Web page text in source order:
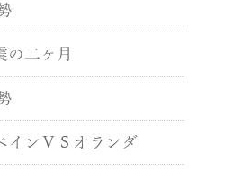
の二ヶ月
ンＶＳオランダ